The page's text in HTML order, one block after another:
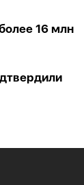
16 млн